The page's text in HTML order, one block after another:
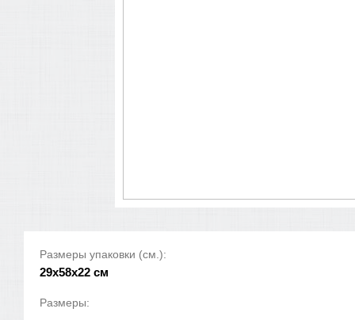
Размеры упаковки (см.):
29x58x22 см
Размеры: